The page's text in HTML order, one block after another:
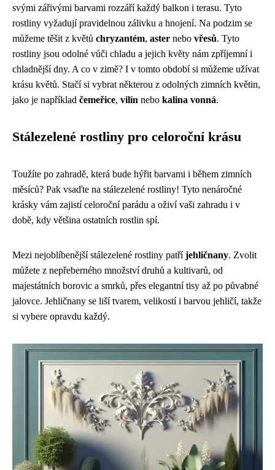
svými zářivými barvami rozzáří každý balkon i terasu. Tyto
rostliny vyžadují pravidelnou zálivku a hnojení. Na podzim se
můžeme těšit z květů chryzantém, aster nebo vřesů. Tyto
rostliny jsou odolné vůči chladu a jejich květy nám zpříjemní i
chladnější dny. A co v zimě? I v tomto období si můžeme užívat
krásu květů. Stačí si vybrat některou z odolných zimních květin,
jako je například čemeřice, vilín nebo kalina vonná.
Stálezelené rostliny pro celoroční krásu
Toužíte po zahradě, která bude hýřit barvami i během zimních
měsíců? Pak vsaďte na stálezelené rostliny! Tyto nenáročné
krásky vám zajistí celoroční parádu a oživí vaši zahradu i v
době, kdy většina ostatních rostlin spí.
Mezi nejoblíbenější stálezelené rostliny patříjehličnany. Zvolit
můžete z nepřeberného množství druhů a kultivarů, od
majestátních borovic a smrků, přes elegantní tisy až po půvabné
jalovce. Jehličnany se liší tvarem, velikostí i barvou jehličí, takže
si vybere opravdu každý.